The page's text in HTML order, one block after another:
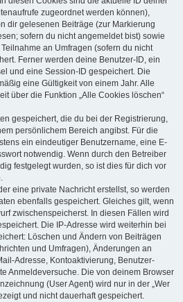
zugeordnet werden können),
dir gelesenen Beiträge (zur Markierung
sofern du nicht angemeldet bist) sowie
an Umfragen (sofern du nicht
Ferner werden deine Benutzer-ID, ein
und eine Session-ID gespeichert. Die
eine Gültigkeit von einem Jahr. Alle
über die Funktion „Alle Cookies löschen“
gespeichert, die du bei der Registrierung,
persönlichem Bereich angibst. Für die
ein eindeutiger Benutzername, eine E-
notwendig. Wenn durch den Betreiber
festgelegt wurden, so ist dies für dich vor
eine private Nachricht erstellst, so werden
ebenfalls gespeichert. Gleiches gilt, wenn
zwischenspeicherst. In diesen Fällen wird
Die IP-Adresse wird weiterhin bei
Löschen und Ändern von Beiträgen
und Umfragen), Änderungen an
Adresse, Kontoaktivierung, Benutzer-
Anmeldeversuche. Die von deinem Browser
(User Agent) wird nur in der „Wer
und nicht dauerhaft gespeichert.